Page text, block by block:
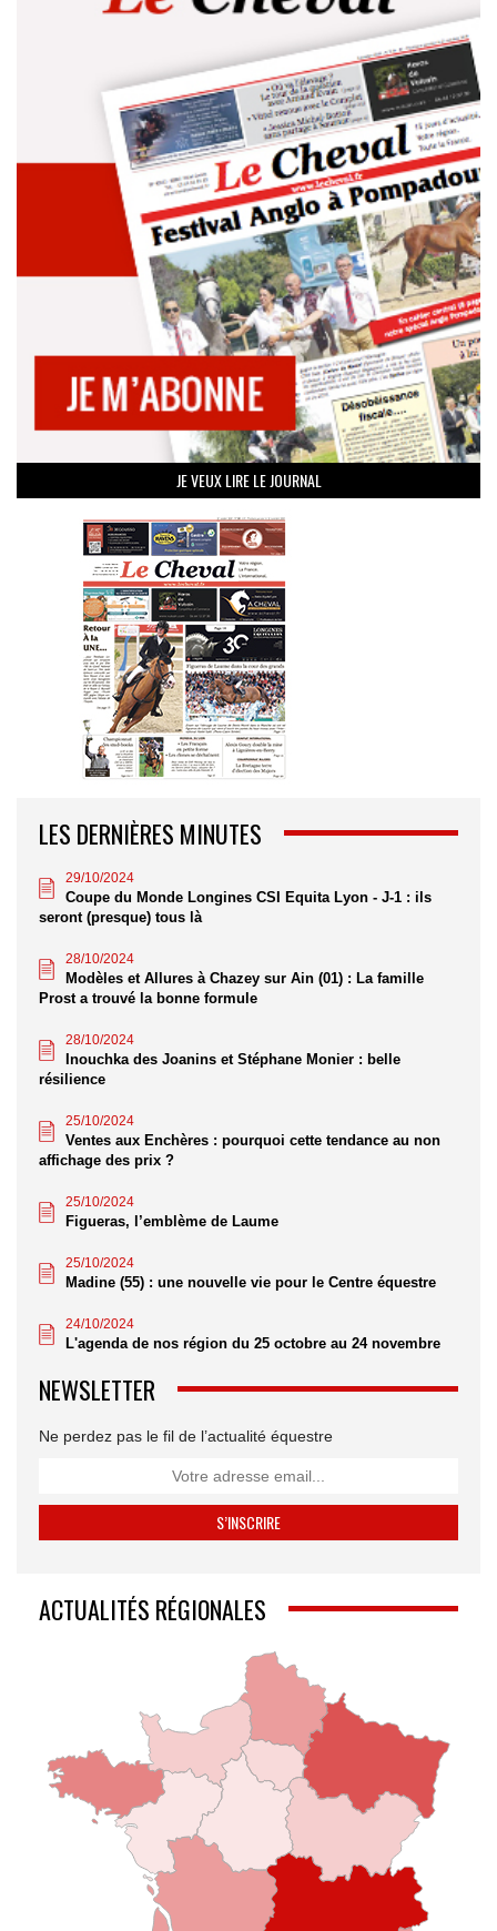
JE VEUX LIRE LE JOURNAL
LES DERNIÈRES MINUTES
29/10/2024
Coupe du Monde Longines CSI Equita Lyon - J-1 : ils
seront (presque) tous là
28/10/2024
Modèles et Allures à Chazey sur Ain (01) : La famille
Prost a trouvé la bonne formule
28/10/2024
Inouchka des Joanins et Stéphane Monier : belle
résilience
25/10/2024
Ventes aux Enchères : pourquoi cette tendance au non
affichage des prix ?
25/10/2024
Figueras, l’emblème de Laume
25/10/2024
Madine (55) : une nouvelle vie pour le Centre équestre
24/10/2024
L'agenda de nos région du 25 octobre au 24 novembre
NEWSLETTER
Ne perdez pas le fil de l’actualité équestre
ACTUALITÉS RÉGIONALES